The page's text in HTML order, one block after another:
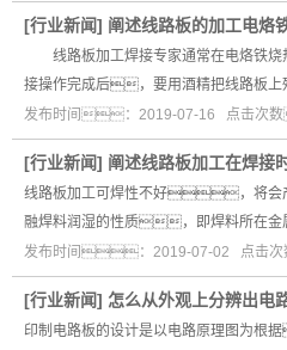
[行业新闻] 阐述线路板的加工电
线路板加工焊接专家通常在电烙铁烧
接操作完成后，要用酒精把线路板上
发布时间：2019-07-16 点击次
[行业新闻] 阐述线路板加工在焊接
线路板加工可焊性不好，将会
融焊料润湿的性质，即焊料所在金
发布时间：2019-07-02 点击
[行业新闻] 怎么从外观上分辨出电
印制电路板的设计是以电路原理图为